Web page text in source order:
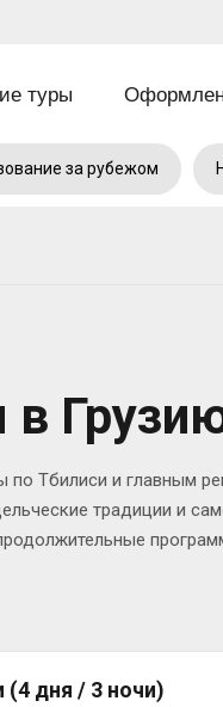
туры
за рубежом
Тбилиси и главным
традиции и
(4 дня / 3 ночи)